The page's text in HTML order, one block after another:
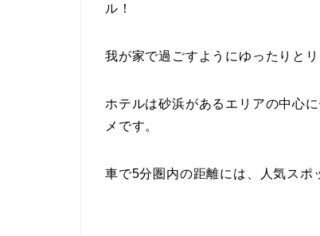
ル！
我が家で過ごすようにゆったりと
ホテルは砂浜があるエリアの中心
メです。
車で5分圏内の距離には、人気スポ